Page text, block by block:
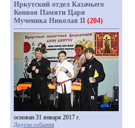
Иркутский отдел Казачьего
Конвоя Памяти Царя
Мученика Николая II (204)
основан 31 января 2017 г.
Другие события